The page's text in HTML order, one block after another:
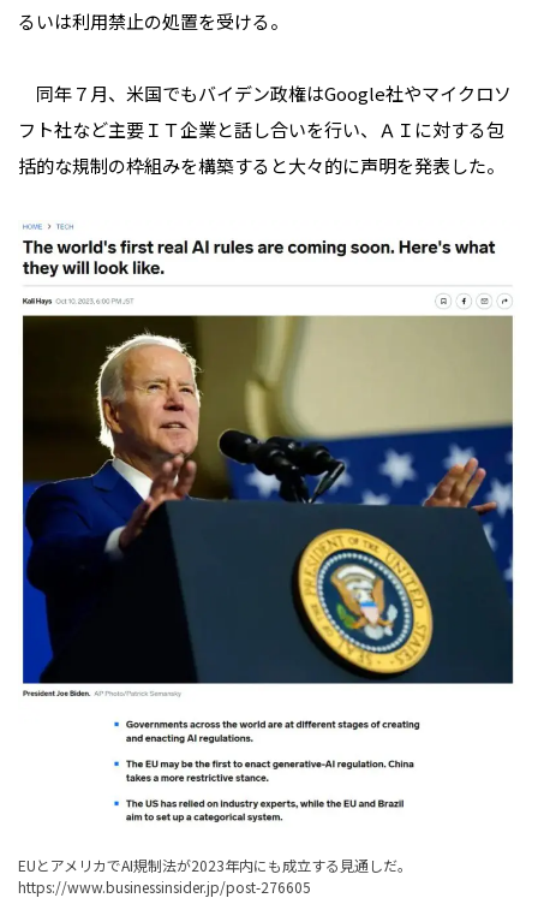
るいは利用禁止の処置を受ける。
同年７月、米国でもバイデン政権はGoogle社やマイクロソ
フト社など主要ＩＴ企業と話し合いを行い、ＡＩに対する包
括的な規制の枠組みを構築すると大々的に声明を発表した。
EUとアメリカでAI規制法が2023年内にも成立する見通しだ。
https://www.businessinsider.jp/post-276605